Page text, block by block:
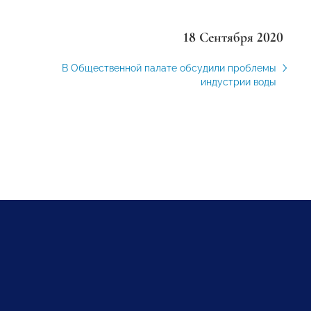
18 Сентября 2020
В Общественной палате обсудили проблемы
индустрии воды